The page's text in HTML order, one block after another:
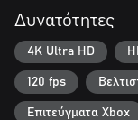
Δυνατότητες
4K Ultra HD
120 fps
Επιτεύγματα Xbox